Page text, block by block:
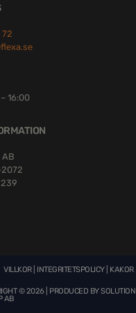
72
16:00
AB
VILLKOR| INTEGRITETSPOLICY| KAKOR
© 2026 | PRODUCED BYSOLUTION
AB